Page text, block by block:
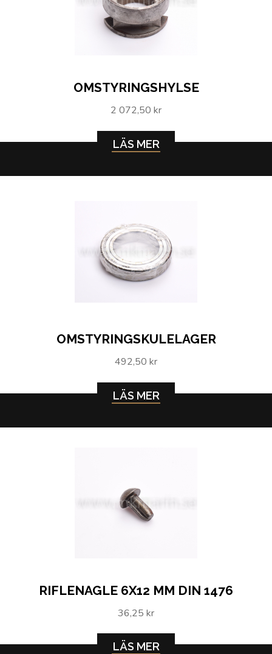
OMSTYRINGSHYLSE
2 072,50 kr
LÄS MER
OMSTYRINGSKULELAGER
492,50 kr
LÄS MER
RIFLENAGLE 6X12 MM DIN 1476
36,25 kr
LÄS MER